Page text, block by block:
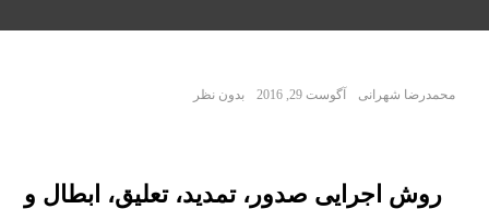
محمدرضا شهرانی آگوست 29, 2016 بدون نظر
روش اجرایی صدور، تمدید، تعلیق، ابطال و